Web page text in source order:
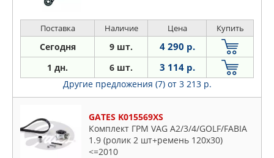
Поставка Наличие Цена Купить
Сегодня 9 шт. 4 290 р.
1 дн. 6 шт. 3 114 р.
Другие предложения (7) от 3 213 р.
GATES K015569XS
Комплект ГРМ VAG A2/3/4/GOLF/FABIA
1.9 (ролик 2 шт+ремень 120x30)
<=2010